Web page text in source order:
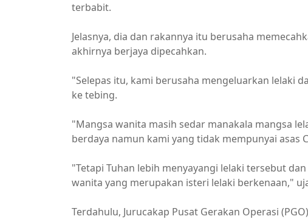
terbabit.
Jelasnya, dia dan rakannya itu berusaha
akhirnya berjaya dipecahkan.
"Selepas itu, kami berusaha mengeluarkan lelaki
ke tebing.
"Mangsa wanita masih sedar manakala mangsa
berdaya namun kami yang tidak mempunyai asas
"Tetapi Tuhan lebih menyayangi lelaki tersebut
wanita yang merupakan isteri lelaki berkenaan,"
Terdahulu, Jurucakap Pusat Gerakan Operasi